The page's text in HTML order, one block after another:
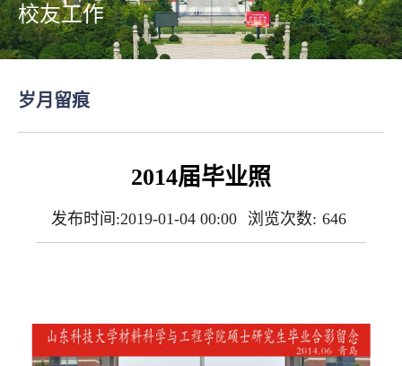
校友工作
岁月留痕
2014届毕业照
发布时间:2019-01-04 00:00 浏览次数: 646